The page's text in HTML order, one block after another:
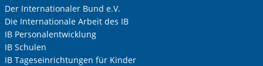
Der Internationaler Bund e.V.
Die Internationale Arbeit des IB
IB Personalentwicklung
IB Schulen
IB Tageseinrichtungen für Kinder